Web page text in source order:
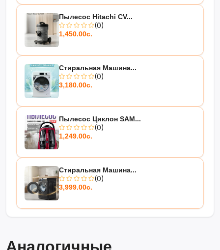
Пылесос Hitachi CV...
(0)
1,450.00с.
Стиральная Машина...
(0)
3,180.00с.
Пылесос Циклон SAM...
(0)
1,249.00с.
Стиральная Машина...
(0)
3,999.00с.